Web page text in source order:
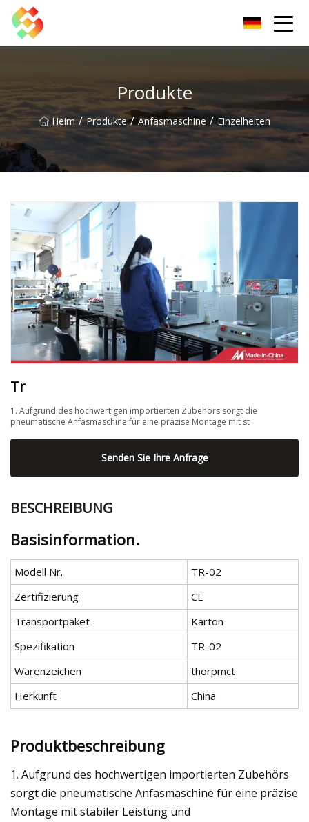
Produkte
Heim / Produkte / Anfasmaschine / Einzelheiten
Tr
1. Aufgrund des hochwertigen importierten Zubehörs sorgt die
pneumatische Anfasmaschine für eine präzise Montage mit st
Senden Sie Ihre Anfrage
BESCHREIBUNG
Basisinformation.
Modell Nr.
TR-02
Zertifizierung
CE
Transportpaket
Karton
Spezifikation
TR-02
Warenzeichen
thorpmct
Herkunft
China
Produktbeschreibung
1. Aufgrund des hochwertigen importierten Zubehörs
sorgt die pneumatische Anfasmaschine für eine präzise
Montage mit stabiler Leistung und